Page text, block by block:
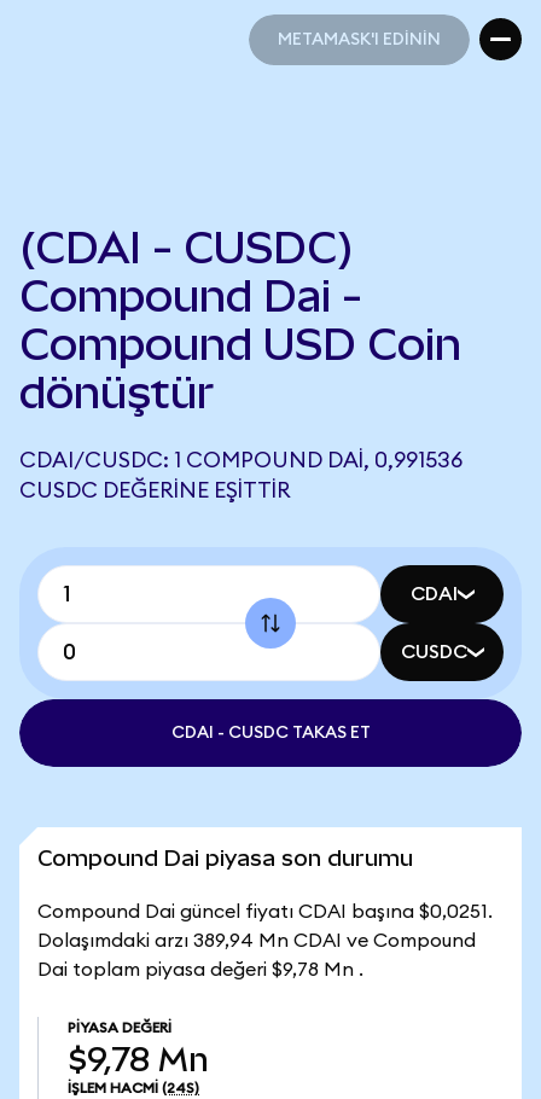
METAMASK'I EDİNİN
(CDAI - CUSDC)
Compound Dai -
Compound USD Coin
dönüştür
CDAI/CUSDC: 1 COMPOUND DAI, 0,991536
CUSDC DEĞERINE EŞITTIR
CDAI
CUSDC
CDAI - CUSDC TAKAS ET
Compound Dai piyasa son durumu
Compound Dai güncel fiyatı CDAI başına $0,0251.
Dolaşımdaki arzı 389,94 Mn CDAI ve Compound
Dai toplam piyasa değeri $9,78 Mn .
PIYASA DEĞERI
$9,78 Mn
İŞLEM HACMI (24S)